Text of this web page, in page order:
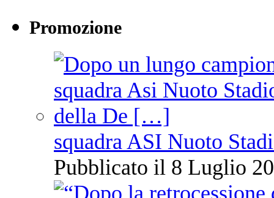
Promozione
squadra ASI Nuoto
Pubblicato il 8 Luglio